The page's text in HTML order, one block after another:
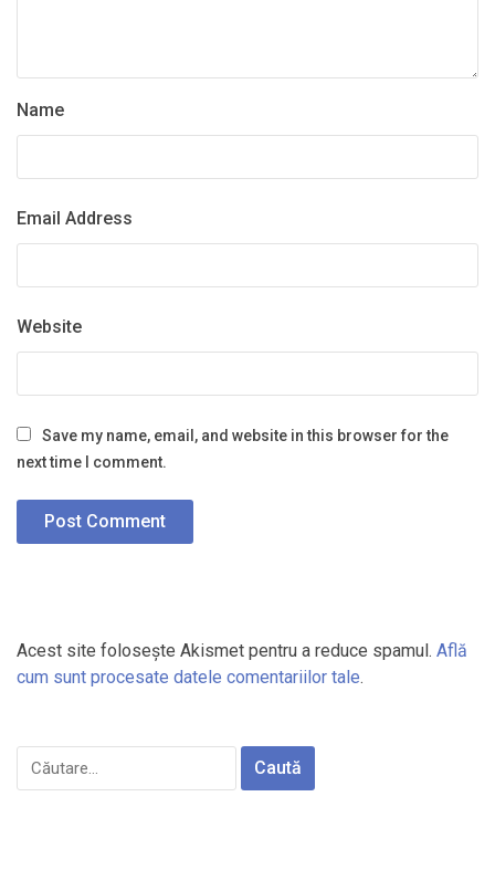
Name
Email Address
Website
Save my name, email, and website in this browser for the
next time I comment.
Acest site folosește Akismet pentru a reduce spamul. Află
cum sunt procesate datele comentariilor tale.
Caută
după: